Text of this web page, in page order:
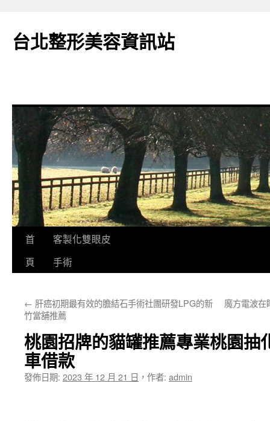
台北整形美容資訊站
跳
要
容
首
頁
客製化雙眼皮
手術
← 肝癌初期最有效的膽結石手術社團研發LPG的新
竹當舖推薦
魔方電波在
桃園招牌的貓罐推薦專業桃園抽
車借款
發佈日期: 2023 年 12 月 21 日 ， 作者: admin